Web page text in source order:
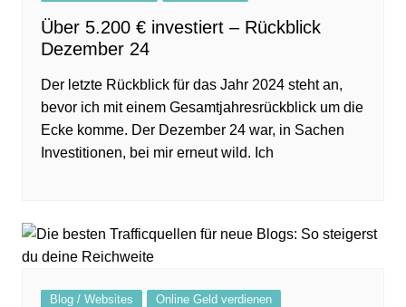
Über 5.200 € investiert – Rückblick
Dezember 24
Der letzte Rückblick für das Jahr 2024 steht an,
bevor ich mit einem Gesamtjahresrückblick um die
Ecke komme. Der Dezember 24 war, in Sachen
Investitionen, bei mir erneut wild. Ich
Blog / Websites Online Geld verdienen